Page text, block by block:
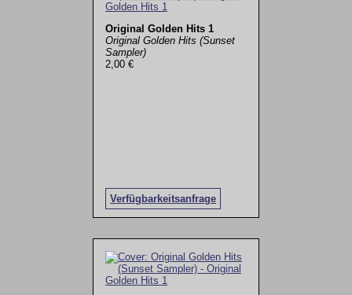
Original Golden Hits 1
Original Golden Hits (Sunset
Sampler)
2,00 €
Verfügbarkeitsanfrage